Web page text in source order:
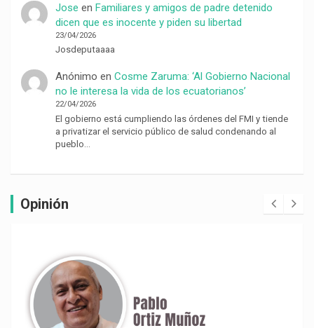
Jose en Familiares y amigos de padre detenido
dicen que es inocente y piden su libertad
23/04/2026
Josdeputaaaa
Anónimo en Cosme Zaruma: ‘Al Gobierno Nacional
no le interesa la vida de los ecuatorianos’
22/04/2026
El gobierno está cumpliendo las órdenes del FMI y tiende
a privatizar el servicio público de salud condenando al
pueblo…
Opinión